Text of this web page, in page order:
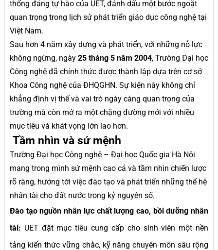
thống đáng tự hào của UET, đánh dấu một bước ngoặt
quan trọng trong lịch sử phát triển giáo dục công nghệ tại
Việt Nam.
Sau hơn 4 năm xây dựng và phát triển, với những nỗ lực
không ngừng, ngày 25 tháng 5 năm 2004, Trường Đại học
Công nghệ đã chính thức được thành lập dựa trên cơ sở
Khoa Công nghệ của ĐHQGHN. Sự kiện này không chỉ
khẳng định vị thế và vai trò ngày càng quan trọng của
trường mà còn mở ra một chặng đường mới với nhiều
mục tiêu và khát vọng lớn lao hơn.
Tầm nhìn và sứ mệnh
Trường Đại học Công nghệ – Đại học Quốc gia Hà Nội
mang trong mình sứ mệnh cao cả và tầm nhìn chiến lược
rõ ràng, hướng tới việc đào tạo và phát triển những thế hệ
nhân tài cho đất nước trong kỷ nguyên số.
Đào tạo nguồn nhân lực chất lượng cao, bồi dưỡng nhân
tài: UET đặt mục tiêu cung cấp cho sinh viên một nền
tảng kiến thức vững chắc, kỹ năng chuyên môn sâu rộng